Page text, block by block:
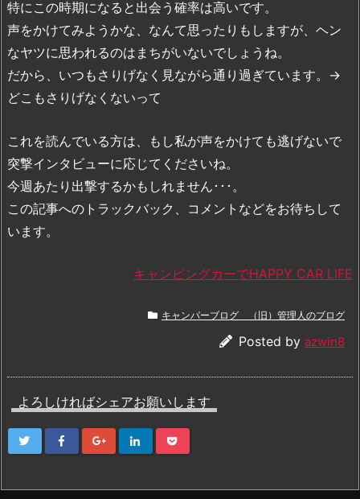
特にこの時期になると出会う確率は高いです。
声をかけてみようかな、なんて思ったりもしますが、ヘン
なヤツに思われるのはまちがいないでしょうね。
だから、いつもさりげなく見ながら通り過ぎています。→
どこもさりげなくないって
これを読んでいる方は、もし私が声をかけても逃げないで
突撃インタビューに応じてくださいね。
今週あたり出撃するかもしれません･･･。
この記事へのトラックバック、コメントなどをお待ちして
います。
キャンピングカーでHAPPY CAR LIFE
キャンパーブログ （旧）管理人のブログ
Posted by azwin8
よろしければシェアお願いします